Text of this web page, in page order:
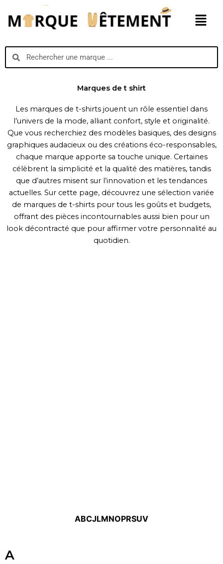
contenu
Menu
SearchSearch
Marques de t shirt
Les marques de t-shirts jouent un rôle essentiel dans
l’univers de la mode, alliant confort, style et originalité.
Que vous recherchiez des modèles basiques, des designs
graphiques audacieux ou des créations éco-responsables,
chaque marque apporte sa touche unique. Certaines
célèbrent la simplicité et la qualité des matières, tandis
que d’autres misent sur l’innovation et les tendances
actuelles. Sur cette page, découvrez une sélection variée
de marques de t-shirts pour tous les goûts et budgets,
offrant des pièces incontournables aussi bien pour un
look décontracté que pour affirmer votre personnalité au
quotidien.
ABCJLMNOPRSUV
A